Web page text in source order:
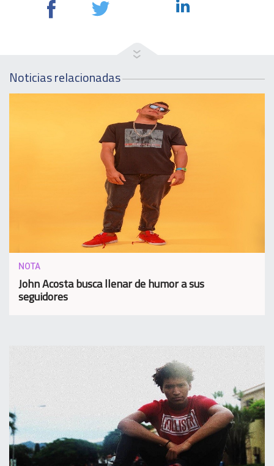
Noticias relacionadas
NOTA
John Acosta busca llenar de humor a sus
seguidores